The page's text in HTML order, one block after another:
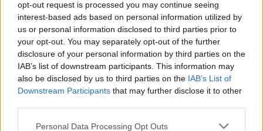
opt-out request is processed you may continue seeing
interest-based ads based on personal information utilized by
us or personal information disclosed to third parties prior to
your opt-out. You may separately opt-out of the further
disclosure of your personal information by third parties on the
IAB’s list of downstream participants. This information may
also be disclosed by us to third parties on the IAB’s List of
Downstream Participants that may further disclose it to other
Please note that this website/app uses one or more Google
Personal Data Processing Opt Outs
Αλεξάνδρα Νίκα: Περήφανη για την αδελφή της
και το νέο επαγγελματικό της βήμα –
Φωτογραφία